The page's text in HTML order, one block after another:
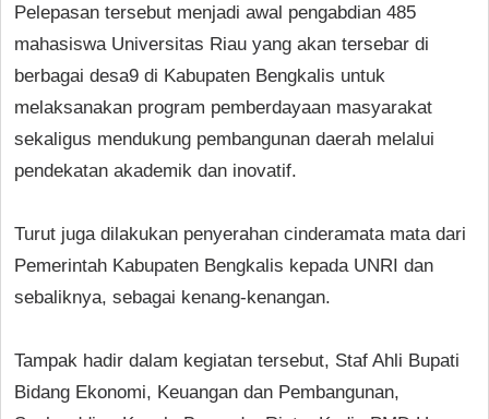
Pelepasan tersebut menjadi awal pengabdian 485
mahasiswa Universitas Riau yang akan tersebar di
berbagai desa9 di Kabupaten Bengkalis untuk
melaksanakan program pemberdayaan masyarakat
sekaligus mendukung pembangunan daerah melalui
pendekatan akademik dan inovatif.
Turut juga dilakukan penyerahan cinderamata mata dari
Pemerintah Kabupaten Bengkalis kepada UNRI dan
sebaliknya, sebagai kenang-kenangan.
Tampak hadir dalam kegiatan tersebut, Staf Ahli Bupati
Bidang Ekonomi, Keuangan dan Pembangunan,